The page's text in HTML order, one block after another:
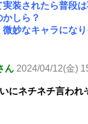
実装されたら普段
かしら？
妙なキャラになり
ん 2024/04/12(金)
にネチネチ言われ